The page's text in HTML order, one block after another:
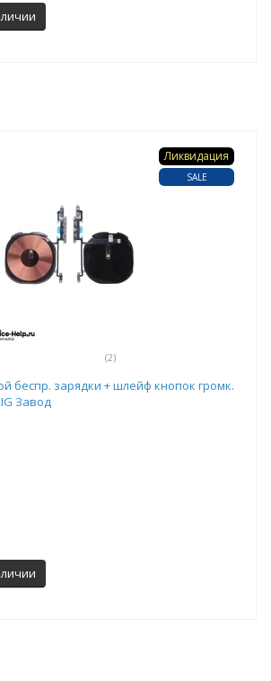
(2)
Ликвидация
SALE
беспр. зарядки + шлейф кнопок громк.
Завод